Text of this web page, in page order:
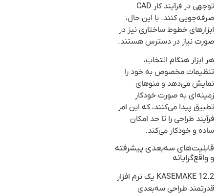
توجهی در فرآیند کار CAD
صرفه‌جویی کنند. با این حال،
ابزارهای خطوط ساختاری نیز در
صورت نیاز در دسترس هستند.
هر ابزار هنگام انتخاب،
تنظیمات مخصوص به خود را
نمایش می‌دهد و منوهای
زمینه‌ای به صورت خودکار
تطبیق پیدا می‌کنند، که این امر
فرآیند طراحی را تا حد امکان
ساده و خودکار می‌کند.
قابلیت‌های سه‌بعدی پیشرفته
و واقع‌گرایانه
KASEMAKE 12.2 یک نرم افزار
قدرتمند طراحی سه‌بعدی